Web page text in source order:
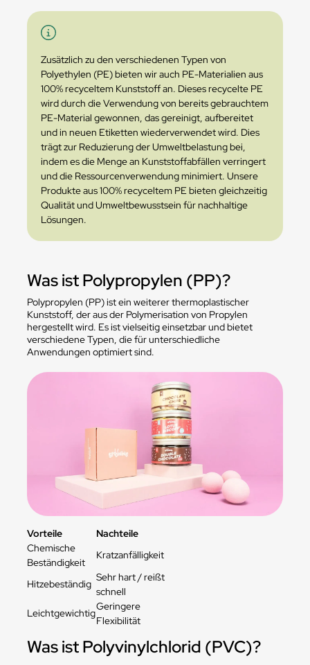
Zusätzlich zu den verschiedenen Typen von
Polyethylen (PE) bieten wir auch PE-Materialien aus
100% recyceltem Kunststoff an. Dieses recycelte PE
wird durch die Verwendung von bereits gebrauchtem
PE-Material gewonnen, das gereinigt, aufbereitet
und in neuen Etiketten wiederverwendet wird. Dies
trägt zur Reduzierung der Umweltbelastung bei,
indem es die Menge an Kunststoffabfällen verringert
und die Ressourcenverwendung minimiert. Unsere
Produkte aus 100% recyceltem PE bieten gleichzeitig
Qualität und Umweltbewusstsein für nachhaltige
Lösungen.
Was ist Polypropylen (PP)?
Polypropylen (PP) ist ein weiterer thermoplastischer
Kunststoff, der aus der Polymerisation von Propylen
hergestellt wird. Es ist vielseitig einsetzbar und bietet
verschiedene Typen, die für unterschiedliche
Anwendungen optimiert sind.
Vorteile
Nachteile
Chemische
Beständigkeit
Kratzanfälligkeit
Hitzebeständig
Sehr hart / reißt
schnell
Leichtgewichtig
Geringere
Flexibilität
Was ist Polyvinylchlorid (PVC)?